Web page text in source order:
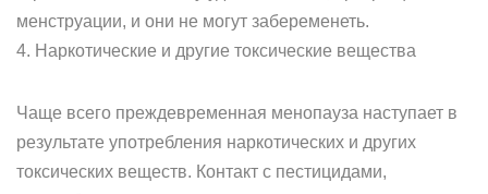
менструации, и они не могут забеременеть.
4. Наркотические и другие токсические вещества
Чаще всего преждевременная менопауза наступает в
результате употребления наркотических и других
токсических веществ. Контакт с пестицидами,